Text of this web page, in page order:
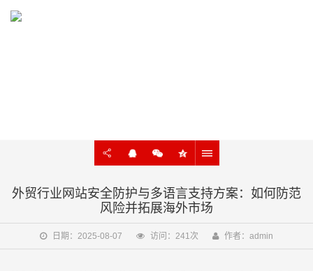
外贸行业网站安全防护与多语言支持方案：如何防范
风险并拓展海外市场
日期：2025-08-07 访问：241次 作者：admin